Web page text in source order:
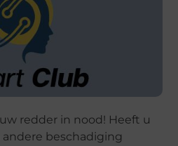
redder in nood! Heeft u
andere beschadiging